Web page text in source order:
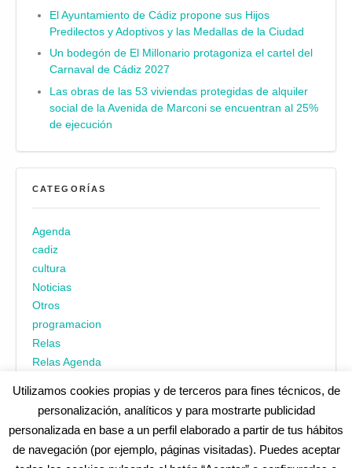
El Ayuntamiento de Cádiz propone sus Hijos
Predilectos y Adoptivos y las Medallas de la Ciudad
Un bodegón de El Millonario protagoniza el cartel del
Carnaval de Cádiz 2027
Las obras de las 53 viviendas protegidas de alquiler
social de la Avenida de Marconi se encuentran al 25%
de ejecución
CATEGORÍAS
Agenda
cadiz
cultura
Noticias
Otros
programacion
Relas
Relas Agenda
Utilizamos cookies propias y de terceros para fines técnicos, de
personalización, analíticos y para mostrarte publicidad
personalizada en base a un perfil elaborado a partir de tus hábitos
de navegación (por ejemplo, páginas visitadas). Puedes aceptar